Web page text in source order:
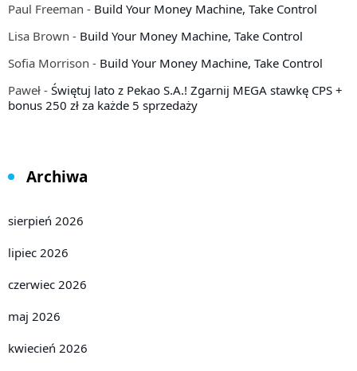
Paul Freeman - Build Your Money Machine, Take Control
Lisa Brown - Build Your Money Machine, Take Control
Sofia Morrison - Build Your Money Machine, Take Control
Paweł - Świętuj lato z Pekao S.A.! Zgarnij MEGA stawkę CPS +
bonus 250 zł za każde 5 sprzedaży
Archiwa
sierpień 2026
lipiec 2026
czerwiec 2026
maj 2026
kwiecień 2026